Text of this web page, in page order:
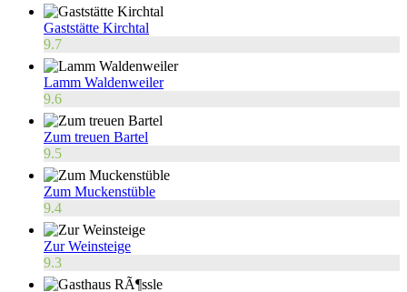
Gaststätte Kirchtal
9.7
Lamm Waldenweiler
9.6
Zum treuen Bartel
9.5
Zum Muckenstüble
9.4
Zur Weinsteige
9.3